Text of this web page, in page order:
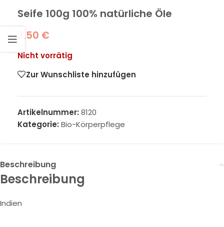
Seife 100g 100% natürliche Öle
3,50 €
Nicht vorrätig
Zur Wunschliste hinzufügen
Artikelnummer: 8120
Kategorie: Bio-Körperpflege
Beschreibung
Beschreibung
Indien